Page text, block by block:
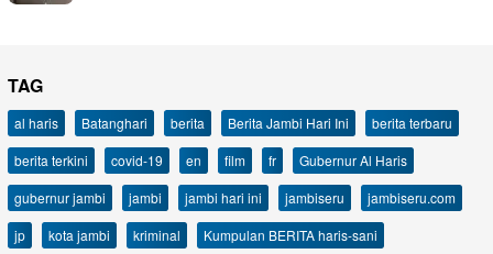
TAG
al haris Batanghari berita Berita Jambi Hari Ini
berita terbaru
berita terkini
covid-19 en film fr
Gubernur Al Haris
gubernur jambi
jambi jambi hari ini jambiseru
jambiseru.com
jp
kota jambi kriminal
Kumpulan BERITA haris-sani